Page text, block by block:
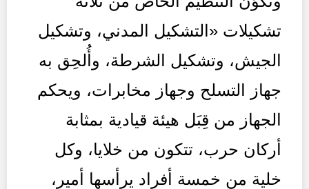
تشكيلات «التشكيل المدني، وتشكيل
الجيش، وتشكيل الشرطة، وأُلحِق به
جهاز التسلح وجهاز مخابرات، ويحكم
الجهاز من قِبَل هيئة قيادية بمثابة
أركان حرب، تتكون من خلايا، وكل
خلية من خمسة أفراد يرأسها أمير،